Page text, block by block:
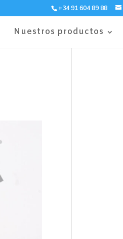
+34 91 604 89 88
Nuestros productos